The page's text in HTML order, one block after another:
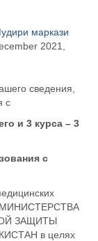
маркази
2021,
сведения,
с
и 3 курса – 3
с
МИНИСТЕРСТВА
ЗАЩИТЫ
в целях